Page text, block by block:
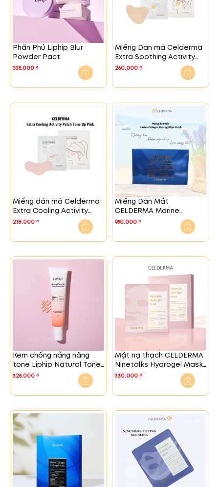
Phấn Phủ Liphip Blur
Powder Pact
335.000₫
Miếng Dán má Celderma
Extra Soothing Activity
Patch My Skin Beige
260.000₫
Miếng dán má Celderma
Extra Cooling Activity
Patch Tone Up Pink
218.000₫
Miếng Dán Mắt
CELDERMA Marine
Collagen Hydrogel Eye
950.000₫
Kem chống nắng nâng
tone Liphip Natural Tone
Up Glow
325.000₫
Mặt nạ thạch CELDERMA
Ninetalks Hydrogel Mask
(4 miếng/hộp)
330.000₫